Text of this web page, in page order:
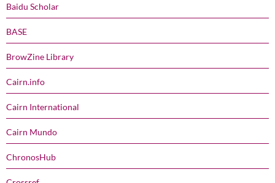
Baidu Scholar
BASE
BrowZine Library
Cairn.info
Cairn International
Cairn Mundo
ChronosHub